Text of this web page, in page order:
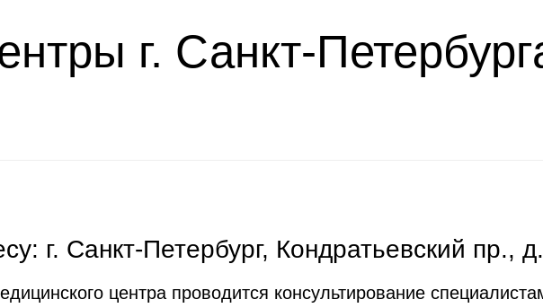
г. Санкт-
г. Санкт-Петербург, Кондратьевский пр.,
центра проводится консультирование